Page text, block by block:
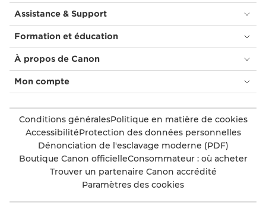
Assistance & Support
Formation et éducation
À propos de Canon
Mon compte
Conditions généralesPolitique en matière de cookies
AccessibilitéProtection des données personnelles
Dénonciation de l'esclavage moderne (PDF)
Boutique Canon officielleConsommateur : où acheter
Trouver un partenaire Canon accrédité
Paramètres des cookies